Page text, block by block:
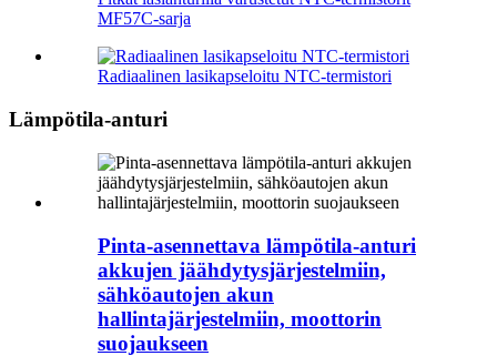
MF57C-sarja
Radiaalinen lasikapseloitu NTC-termistori
Lämpötila-anturi
Pinta-asennettava lämpötila-anturi
akkujen jäähdytysjärjestelmiin,
sähköautojen akun
hallintajärjestelmiin, moottorin
suojaukseen